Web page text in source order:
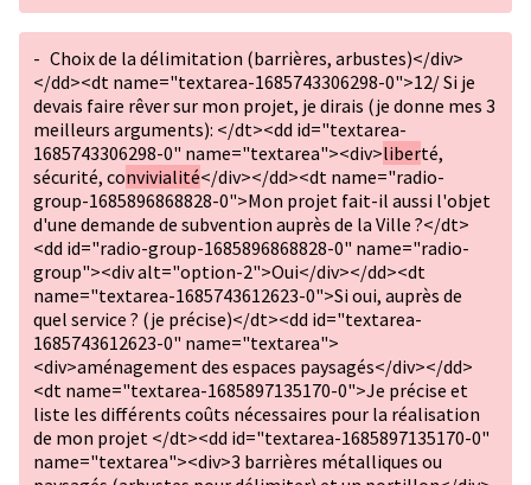
- Choix de la délimitation (barrières, arbustes)</div>
</dd><dt name="textarea-1685743306298-0">12/ Si je
devais faire rêver sur mon projet, je dirais (je donne mes 3
meilleurs arguments): </dt><dd id="textarea-
1685743306298-0" name="textarea"><div>liberté,
sécurité, convivialité</div></dd><dt name="radio-
group-1685896868828-0">Mon projet fait-il aussi l'objet
d'une demande de subvention auprès de la Ville ?</dt>
<dd id="radio-group-1685896868828-0" name="radio-
group"><div alt="option-2">Oui</div></dd><dt
name="textarea-1685743612623-0">Si oui, auprès de
quel service ? (je précise)</dt><dd id="textarea-
1685743612623-0" name="textarea">
<div>aménagement des espaces paysagés</div></dd>
<dt name="textarea-1685897135170-0">Je précise et
liste les différents coûts nécessaires pour la réalisation
de mon projet </dt><dd id="textarea-1685897135170-0"
name="textarea"><div>3 barrières métalliques ou